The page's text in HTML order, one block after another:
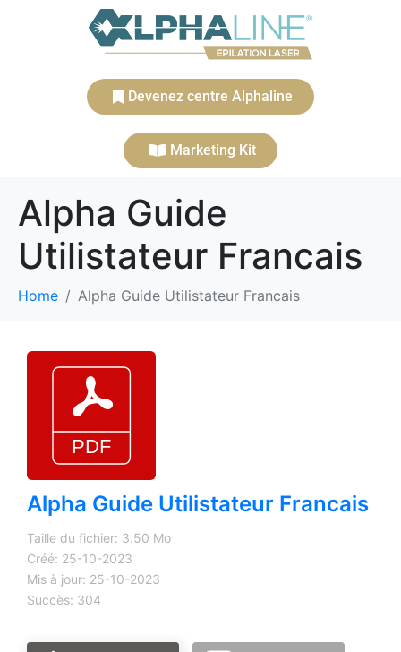
Devenez centre Alphaline
Marketing Kit
Alpha Guide
Utilistateur Francais
Home Alpha Guide Utilistateur Francais
Alpha Guide Utilistateur Francais
Taille du fichier: 3.50 Mo
Créé: 25-10-2023
Mis à jour: 25-10-2023
Succès: 304